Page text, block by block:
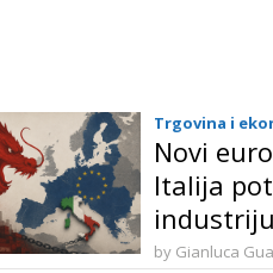
Trgovina i
Novi
Italija
by Gianluca